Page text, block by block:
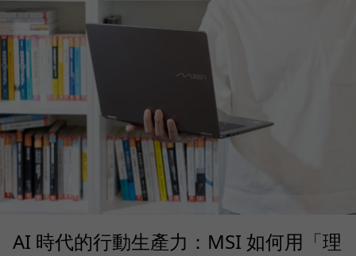
AI 時代的行動生產力：MSI 如何用「理